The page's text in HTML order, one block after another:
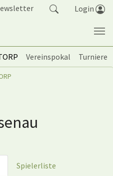
Login
Vereinspokal
Turniere
Spielerliste